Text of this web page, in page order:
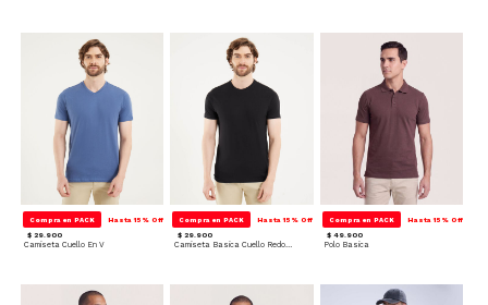
Compra en PACK Hasta 15% Off
$ 29.900
Camiseta Cuello En V
Compra en PACK Hasta 15% Off
$ 29.900
Camiseta Basica Cuello Redondo
Compra en PACK Hasta 15% Off
$ 49.900
Polo Basica